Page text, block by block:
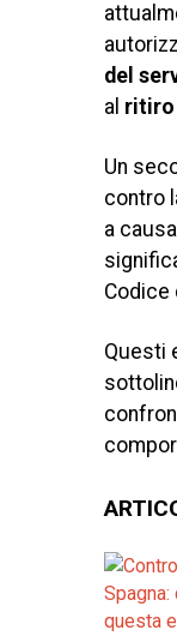
del
al ritiro
Un
contro
a
Codice
Questi